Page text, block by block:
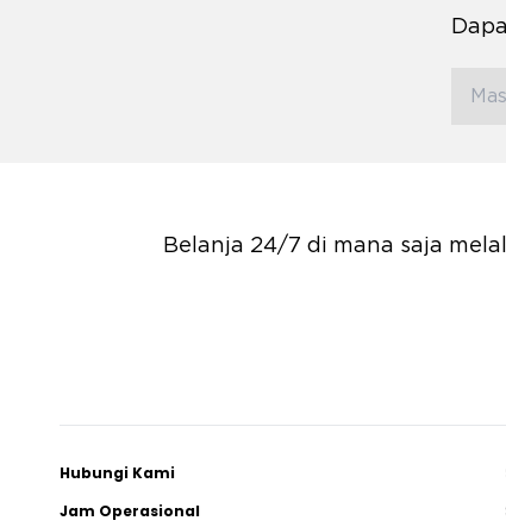
Belanja 24/7 di mana saja
Hubungi Kami
Jam Operasional